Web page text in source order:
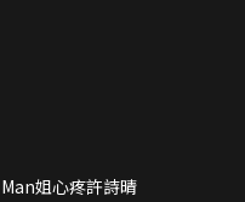
姐心疼許詩晴